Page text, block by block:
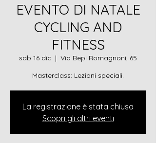
EVENTO DI NATALE
CYCLING AND
FITNESS
sab 16 dic
  |
Via Bepi Romagnoni, 65
Masterclass: Lezioni speciali.
La registrazione è stata chiusa
Scopri gli altri eventi